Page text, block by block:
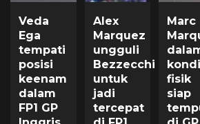
Veda
Ega
tempati
posisi
keenam
dalam
FP1 GP
Alex
Marquez
ungguli
Bezzecchi
untuk
jadi
tercepat
Marc
fisik
siap